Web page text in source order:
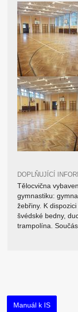
DOPLŇUJÍCÍ
Tělocvična
gymnastiku:
žebřiny. K
švédské bedny,
trampolína.
Manuál k IS